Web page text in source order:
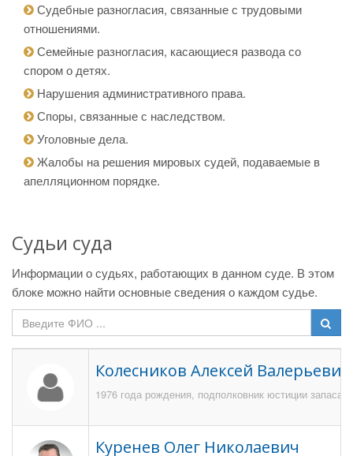
Судебные разногласия, связанные с трудовыми
отношениями.
Семейные разногласия, касающиеся развода со
спором о детях.
Нарушения административного права.
Споры, связанные с наследством.
Уголовные дела.
Жалобы на решения мировых судей, подаваемые в
апелляционном порядке.
Судьи суда
Информации о судьях, работающих в данном суде. В этом
блоке можно найти основные сведения о каждом судье.
Колесников Алексей Валерьевич
1976 года рождения, подполковник юстиции
Куренев Олег Николаевич